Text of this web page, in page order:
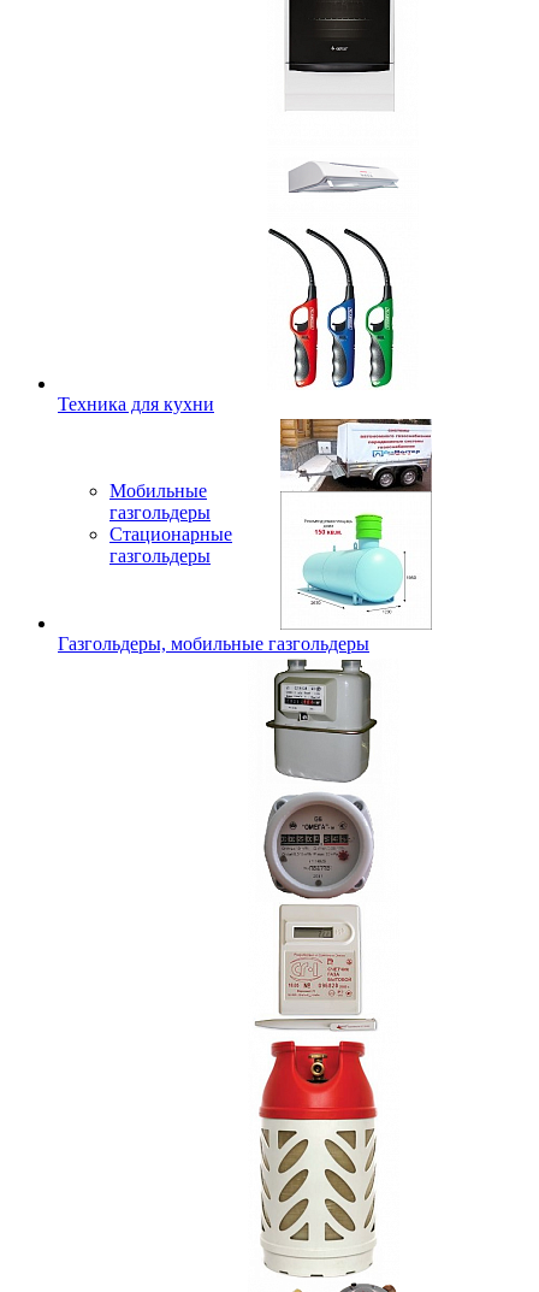
Техника для кухни
Мобильные
газгольдеры
Стационарные
газгольдеры
Газгольдеры, мобильные газгольдеры